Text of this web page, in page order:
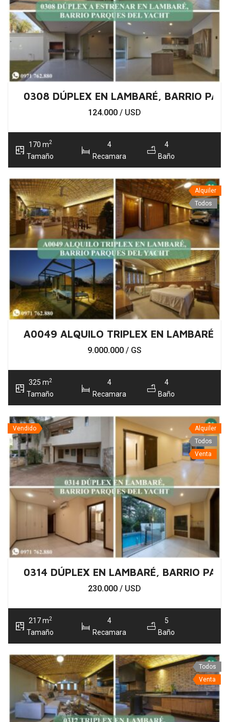
0308 DÚPLEX EN LAMBARÉ, BARRIO
124.000 / USD
170 m2
Tamaño
4
Recamara
4
Baño
Alquiler
Todos
A0049 ALQUILO TRIPLEX EN LAMBARÉ,
9.000.000 / GS
325 m2
Tamaño
4
Recamara
4
Baño
Vendido
Alquiler
Todos
Venta
0314 DÚPLEX EN LAMBARÉ, BARRIO
230.000 / USD
217 m2
Tamaño
4
Recamara
5
Baño
Todos
Venta